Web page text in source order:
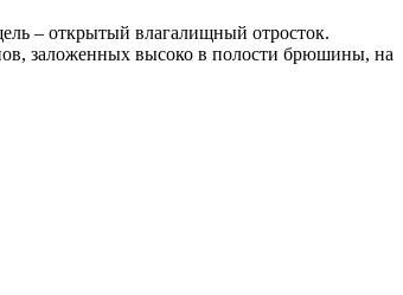
– открытый влагалищный отросток.
заложенных высоко в полости брюшины, на